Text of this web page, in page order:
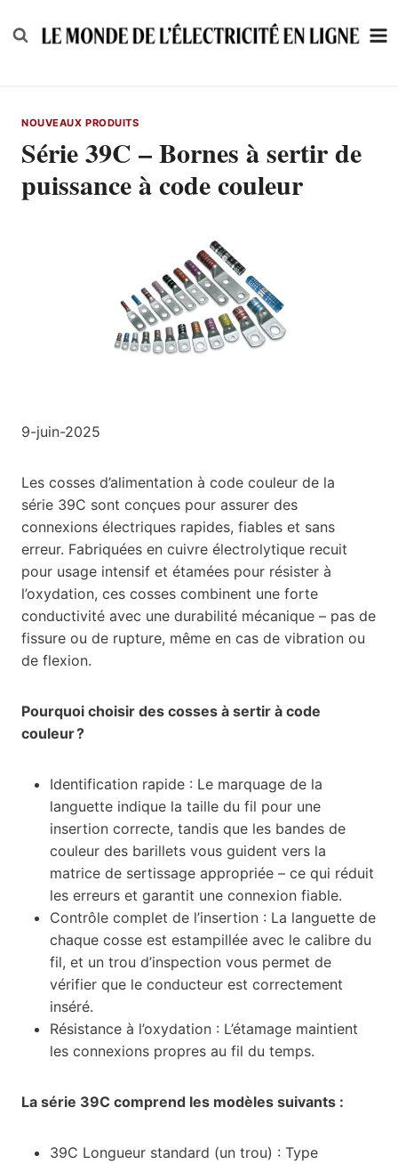
to
NOUVEAUX PRODUITS
Série 39C – Bornes à sertir de
puissance à code couleur
9-juin-2025
Les cosses d’alimentation à code couleur de la
série 39C sont conçues pour assurer des
connexions électriques rapides, fiables et sans
erreur. Fabriquées en cuivre électrolytique recuit
pour usage intensif et étamées pour résister à
l’oxydation, ces cosses combinent une forte
conductivité avec une durabilité mécanique – pas de
fissure ou de rupture, même en cas de vibration ou
de flexion.
Pourquoi choisir des cosses à sertir à code
couleur ?
Identification rapide : Le marquage de la
languette indique la taille du fil pour une
insertion correcte, tandis que les bandes de
couleur des barillets vous guident vers la
matrice de sertissage appropriée – ce qui réduit
les erreurs et garantit une connexion fiable.
Contrôle complet de l’insertion : La languette de
chaque cosse est estampillée avec le calibre du
fil, et un trou d’inspection vous permet de
vérifier que le conducteur est correctement
inséré.
Résistance à l’oxydation : L’étamage maintient
les connexions propres au fil du temps.
La série 39C comprend les modèles suivants :
39C Longueur standard (un trou) : Type